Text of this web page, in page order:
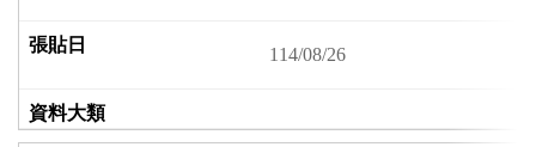
114/08/26